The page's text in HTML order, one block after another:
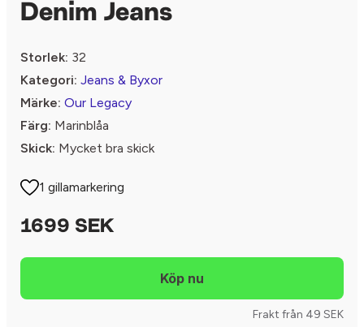
Denim Jeans
Storlek: 32
Kategori: Jeans & Byxor
Märke: Our Legacy
Färg: Marinblåa
Skick: Mycket bra skick
1 gillamarkering
1699 SEK
Frakt från 49 SEK